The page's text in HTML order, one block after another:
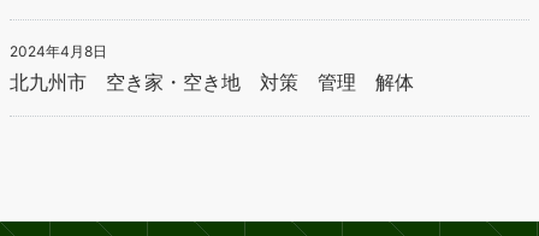
2024年4月8日
北九州市 空き家・空き地 対策 管理 解体